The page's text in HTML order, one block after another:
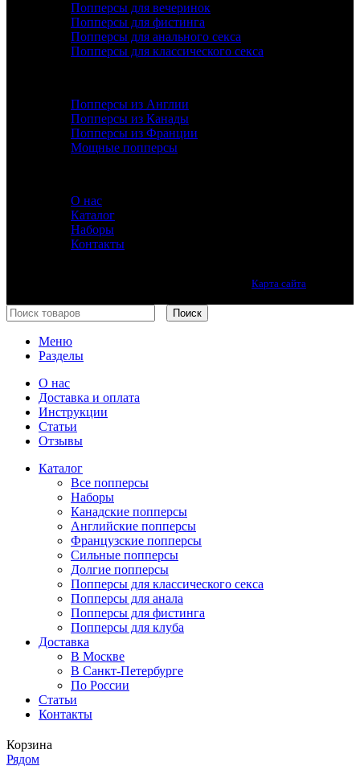
Попперсы для вечеринок
Попперсы для фистинга
Попперсы для анального секса
Попперсы для классического секса
Попперсы из Англии
Попперсы из Канады
Попперсы из Франции
Мощные попперсы
О нас
Каталог
Наборы
Контакты
Карта сайта
Поиск
Меню
Разделы
О нас
Доставка и оплата
Инструкции
Статьи
Отзывы
Каталог
Все попперсы
Наборы
Канадcкие попперсы
Английские попперсы
Французские попперсы
Сильные попперсы
Долгие попперсы
Попперсы для классического секса
Попперсы для анала
Попперсы для фистинга
Попперсы для клуба
Доставка
В Москве
В Санкт-Петербурге
По России
Статьи
Контакты
Корзина
Рядом